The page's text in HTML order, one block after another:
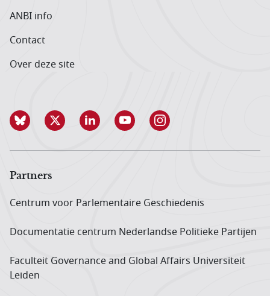
ANBI info
Contact
Over deze site
Partners
Centrum voor Parlementaire Geschiedenis
Documentatie centrum Neder­landse Politieke Partijen
Faculteit Governance and Global Affairs Universiteit
Leiden